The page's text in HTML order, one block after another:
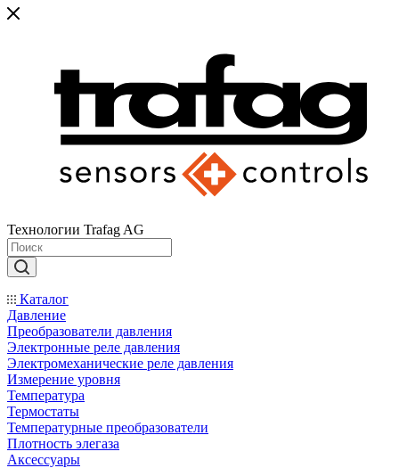
Технологии Trafag AG
Каталог
Давление
Преобразователи давления
Электронные реле давления
Электромеханические реле давления
Измерение уровня
Температура
Термостаты
Температурные преобразователи
Плотность элегаза
Аксессуары